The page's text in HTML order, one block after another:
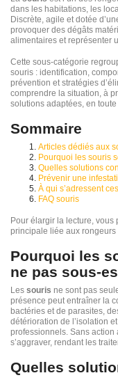
dans les habitations, les
Discrète, agile et dotée
provoquer des dégâts
alimentaires et représenter
Cette sous-catégorie
souris : identification,
prévention et stratégies
comprendre la situation, à
solutions adaptées, en
Sommaire
Articles dédiés aux
Pourquoi les souris
Quelles solutions
Prévenir une
À qui s’adressent
FAQ souris
Pour élargir la lecture,
principale liée aux rongeurs
Pourquoi les
ne pas sous-
Les souris ne sont pas
présence peut entraîner la
bactéries et de parasites,
détérioration de l’isolation
professionnels. Sans
s’aggraver, rendant les
Quelles